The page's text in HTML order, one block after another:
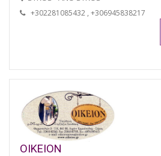
+302281085432 , +306945838217
OIKEION